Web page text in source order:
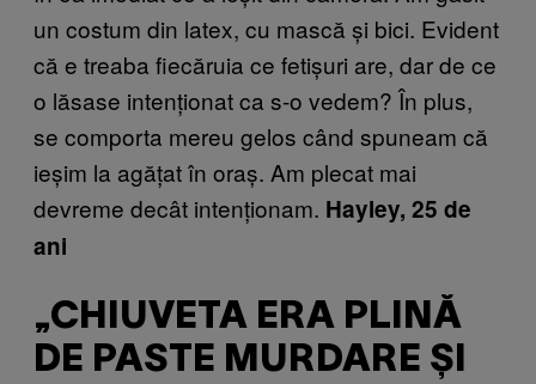
un costum din latex, cu mască și bici. Evident
că e treaba fiecăruia ce fetișuri are, dar de ce
o lăsase intenționat ca s-o vedem? În plus,
se comporta mereu gelos când spuneam că
ieșim la agățat în oraș. Am plecat mai
devreme decât intenționam. Hayley, 25 de
ani
„CHIUVETA ERA PLINĂ
DE PASTE MURDARE ȘI